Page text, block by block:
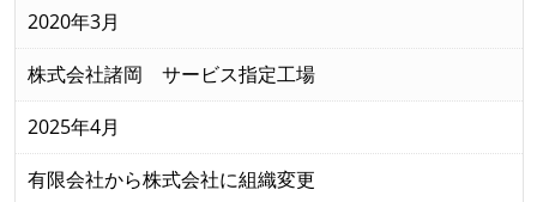
2020年3月
株式会社諸岡 サービス指定工場
2025年4月
有限会社から株式会社に組織変更